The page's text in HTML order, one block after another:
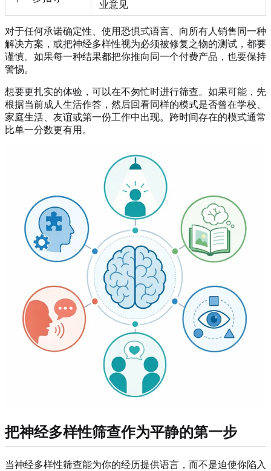
业意见
对于任何承诺确定性、使用恐惧式语言、向所有人销售同一种
解决方案，或把神经多样性视为必须被修复之物的测试，都要
谨慎。如果每一种结果都把你推向同一个付费产品，也要保持
警惕。
想要更扎实的体验，可以在不匆忙时进行筛查。如果可能，先
根据当前成人生活作答，然后回看同样的模式是否曾在学校、
家庭生活、友谊或第一份工作中出现。跨时间存在的模式通常
比单一分数更有用。
把神经多样性筛查作为平静的第一步
当神经多样性筛查能为你的经历提供语言，而不是迫使你陷入